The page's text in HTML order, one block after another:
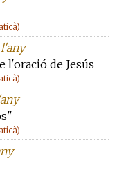
l'oració de Jesús